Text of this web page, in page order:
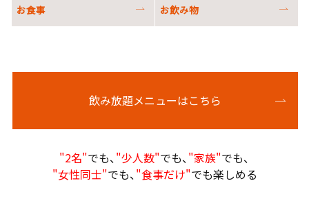
お食事 お飲み物
飲み放題メニューはこちら
"2名"でも、 "少人数"でも、 "家族"でも、
"女性同士"でも、 "食事だけ"でも楽しめる